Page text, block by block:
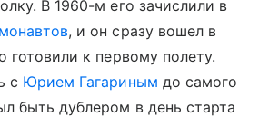
В 1960-м его зачислили в
, и он сразу вошел в
готовили к первому полету.
с Юрием Гагариным до самого
быть дублером в день старта